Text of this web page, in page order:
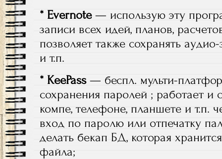
* Evernote— использую эту
записи всех идей, планов,
позволяет также сохранять
и т.п.
* KeePass— беспл. мульти-
сохранения паролей ; работает и
компе, телефоне, планшете и т.п.
вход по паролю или отпечатку
делать бекап БД, которая
файла;